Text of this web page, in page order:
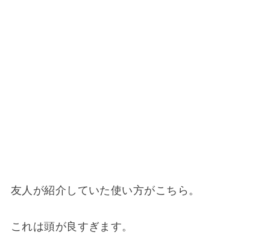
友人が紹介していた使い方がこちら。
これは頭が良すぎます。